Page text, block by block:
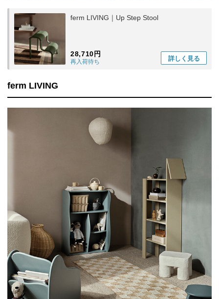
ferm LIVING｜Up Step Stool
28,710円
再入荷待ち 詳しく 見る
ferm LIVING